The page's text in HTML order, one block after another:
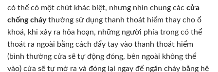
có thể có một chút khác biệt, nhưng nhìn chung các cửa
chống cháythường sử dụng thanh thoát hiểm thay cho ổ
khoá, khi xảy ra hỏa hoạn, những người phía trong có thể
thoát ra ngoài bằng cách đẩy tay vào thanh thoát hiểm
(bình thường cửa sẽ tự động đóng, bên ngoài không thể
vào) cửa sẽ tự mở ra và đóng lại ngay để ngăn cháy bằng hệ